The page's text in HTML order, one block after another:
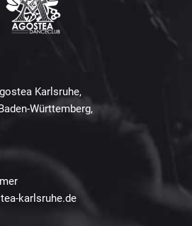
Karlsruhe,
Württemberg,
karlsruhe.de